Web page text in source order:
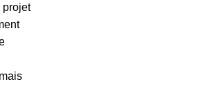
projet